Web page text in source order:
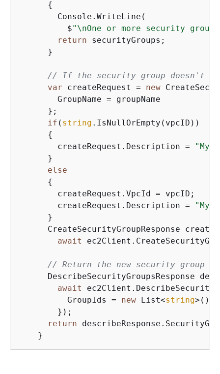
{
        Console.WriteLine(
          $
"\nOne or more security
return securityGroups;
      }
// If the security group doesn't
var createRequest = new
        GroupName = groupName
      };
if ( string .IsNullOrEmpty(vpcID))
{
        createRequest.Description =
"My
      }
else
{
        createRequest.VpcId = vpcID;
        createRequest.Description =
"My
      }
CreateSecurityGroupResponse
await
// Return the new security group
DescribeSecurityGroupsResponse
await
          GroupIds =
new List<string>()
        });
return
    }